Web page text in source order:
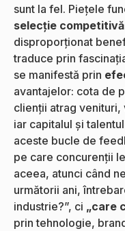
sunt la fel. Piețele
selecție competitivă
disproporționat
traduce prin
se manifestă prin
avantajelor: cota de
clienții atrag
iar capitalul și
aceste bucle de
pe care concurenții
aceea, atunci când
următorii ani,
industrie?”, ci „care
prin tehnologie,